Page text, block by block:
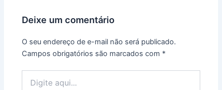
Deixe um comentário
O seu endereço de e-mail não será publicado.
Campos obrigatórios são marcados com *
aqui...